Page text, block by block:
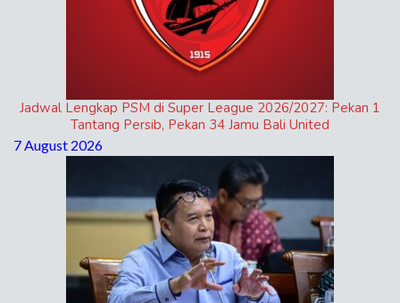
Jadwal Lengkap PSM di Super League 2026/2027: Pekan 1
Tantang Persib, Pekan 34 Jamu Bali United
7 August 2026